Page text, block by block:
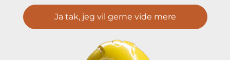
Ja tak, jeg vil gerne vide mere